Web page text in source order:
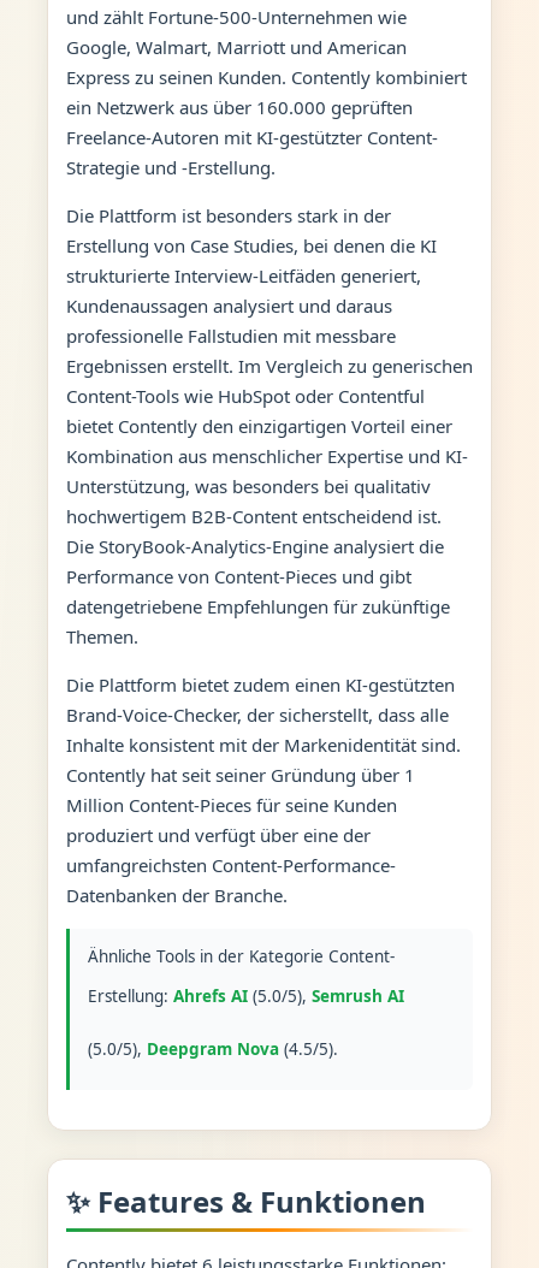
und zählt Fortune-500-Unternehmen wie
Google, Walmart, Marriott und American
Express zu seinen Kunden. Contently kombiniert
ein Netzwerk aus über 160.000 geprüften
Freelance-Autoren mit KI-gestützter Content-
Strategie und -Erstellung.
Die Plattform ist besonders stark in der
Erstellung von Case Studies, bei denen die KI
strukturierte Interview-Leitfäden generiert,
Kundenaussagen analysiert und daraus
professionelle Fallstudien mit messbare
Ergebnissen erstellt. Im Vergleich zu generischen
Content-Tools wie HubSpot oder Contentful
bietet Contently den einzigartigen Vorteil einer
Kombination aus menschlicher Expertise und KI-
Unterstützung, was besonders bei qualitativ
hochwertigem B2B-Content entscheidend ist.
Die StoryBook-Analytics-Engine analysiert die
Performance von Content-Pieces und gibt
datengetriebene Empfehlungen für zukünftige
Themen.
Die Plattform bietet zudem einen KI-gestützten
Brand-Voice-Checker, der sicherstellt, dass alle
Inhalte konsistent mit der Markenidentität sind.
Contently hat seit seiner Gründung über 1
Million Content-Pieces für seine Kunden
produziert und verfügt über eine der
umfangreichsten Content-Performance-
Datenbanken der Branche.
Ähnliche Tools in der Kategorie Content-
Erstellung: Ahrefs AI(5.0/5), Semrush AI
(5.0/5), Deepgram Nova(4.5/5).
✨ Features & Funktionen